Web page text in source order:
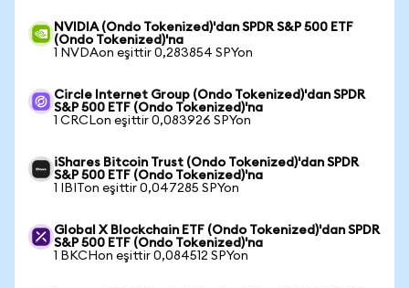
NVIDIA (Ondo Tokenized)'dan SPDR S&P 500 ETF
(Ondo Tokenized)'na
1 NVDAon eşittir 0,283854 SPYon
Circle Internet Group (Ondo Tokenized)'dan SPDR
S&P 500 ETF (Ondo Tokenized)'na
1 CRCLon eşittir 0,083926 SPYon
iShares Bitcoin Trust (Ondo Tokenized)'dan SPDR
S&P 500 ETF (Ondo Tokenized)'na
1 IBITon eşittir 0,047285 SPYon
Global X Blockchain ETF (Ondo Tokenized)'dan SPDR
S&P 500 ETF (Ondo Tokenized)'na
1 BKCHon eşittir 0,084512 SPYon